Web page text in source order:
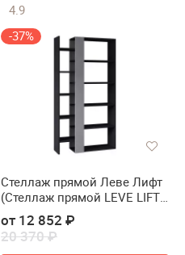
4.9
-37%
Стеллаж прямой Леве Лифт
(Стеллаж прямой LEVE LIFT
BOOKCASE)
от 12 852 ₽
20 370 ₽